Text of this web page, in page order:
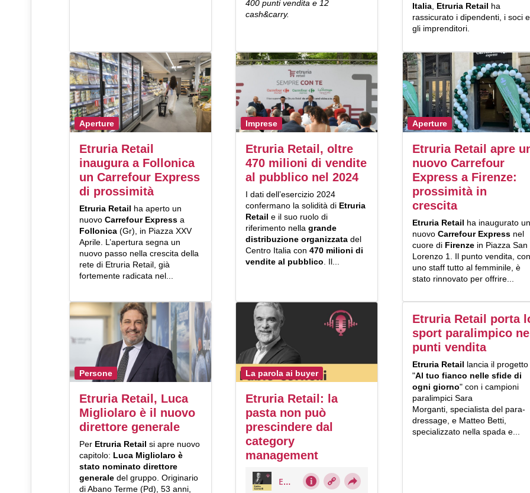
400 punti vendita e 12
cash&carry.
Italia, Etruria Retail ha
rassicurato i dipendenti, i soci e
gli imprenditori.
Aperture
Etruria Retail
inaugura a Follonica
un Carrefour Express
di prossimità
Etruria Retail ha aperto un
nuovo Carrefour Express a
Follonica (Gr), in Piazza XXV
Aprile. L’apertura segna un
nuovo passo nella crescita della
rete di Etruria Retail, già
fortemente radicata nel...
Imprese
Etruria Retail, oltre
470 milioni di vendite
al pubblico nel 2024
I dati dell’esercizio 2024
confermano la solidità di Etruria
Retail e il suo ruolo di
riferimento nellagrande
distribuzione organizzata del
Centro Italia con470 milioni di
vendite al pubblico . Il...
Aperture
Etruria Retail apre
nuovo Carrefour
Express a Firenze:
prossimità in
crescita
Etruria Retail ha inaugurato un
nuovo Carrefour Expressnel
cuore di Firenze in Piazza San
Lorenzo 1. Il punto vendita, con
uno staff tutto al femminile, è
stato rinnovato per offrire...
Persone
Etruria Retail, Luca
Migliolaro è il nuovo
direttore generale
Per Etruria Retail si apre nuovo
capitolo: Luca Migliolaro è
stato nominato direttore
generale del gruppo. Originario
di Abano Terme (Pd), 53 anni,
La parola ai buyer
Etruria Retail: la
pasta non può
prescindere dal
category
management
Etruria Retail porta
sport paralimpico
punti vendita
Etruria Retail lancia il progetto
"Al tuo fianco nelle sfide di
ogni giorno" con i campioni
paralimpici Sara
Morganti, specialista del para-
dressage, e Matteo Betti,
specializzato nella spada e...